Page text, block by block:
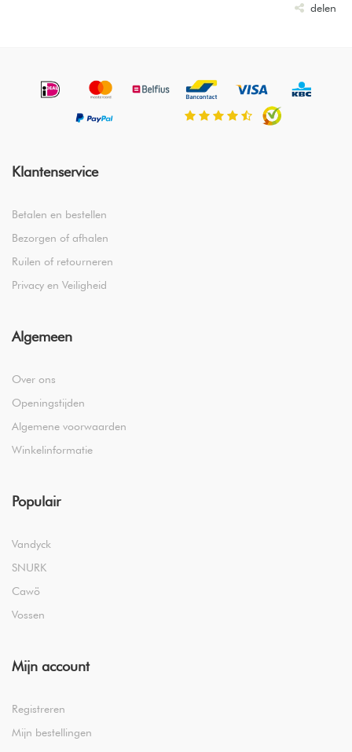
delen
Klantenservice
Betalen en bestellen
Bezorgen of afhalen
Ruilen of retourneren
Privacy en Veiligheid
Algemeen
Over ons
Openingstijden
Algemene voorwaarden
Winkelinformatie
Populair
Vandyck
SNURK
Cawö
Vossen
Mijn account
Registreren
Mijn bestellingen